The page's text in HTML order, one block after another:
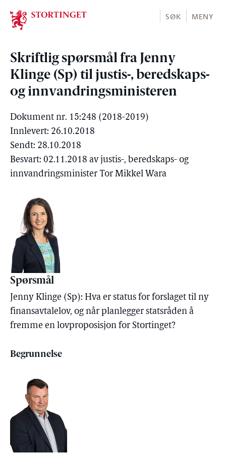
Stortinget.no
SØK MENY
Skriftlig spørsmål fra Jenny
Klinge (Sp) til justis-, beredskaps-
og innvandringsministeren
Dokument nr. 15:248 (2018-2019)
Innlevert: 26.10.2018
Sendt: 28.10.2018
Besvart: 02.11.2018 av justis-, beredskaps- og
innvandringsminister Tor Mikkel Wara
Spørsmål
Jenny Klinge (Sp): Hva er status for forslaget til ny
finansavtalelov, og når planlegger statsråden å
fremme en lovproposisjon for Stortinget?
Begrunnelse